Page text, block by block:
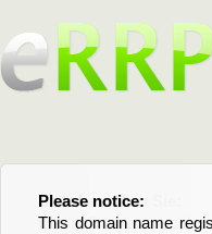
Please notice:
This domain name
Bitte beachten Sie:
Diese